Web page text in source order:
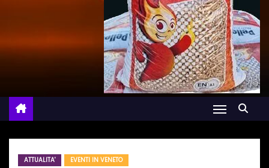
ATTUALITA' EVENTI IN VENETO